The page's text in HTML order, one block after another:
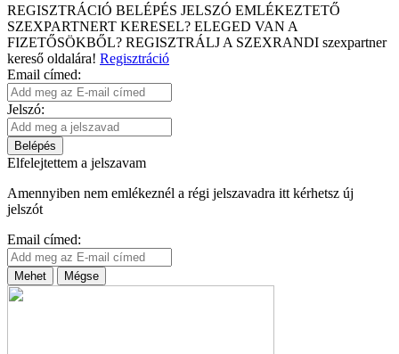
REGISZTRÁCIÓ BELÉPÉS JELSZÓ EMLÉKEZTETŐ
SZEXPARTNERT KERESEL? ELEGED VAN A
FIZETŐSÖKBŐL? REGISZTRÁLJ A SZEXRANDI szexpartner
kereső oldalára! Regisztráció
Email címed:
Jelszó:
Belépés
Elfelejtettem a jelszavam
Amennyiben nem emlékeznél a régi jelszavadra itt kérhetsz új
jelszót
Email címed:
Mehet Mégse